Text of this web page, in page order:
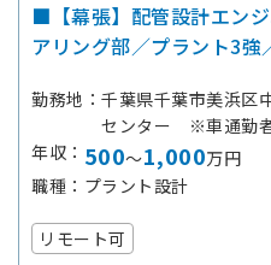
■【幕張】配管設計エン
アリング部／プラント3強
勤務地
千葉県千葉市美浜
センター ※車通勤
年収
500～1,000万円
職種
プラント設計
リモート可